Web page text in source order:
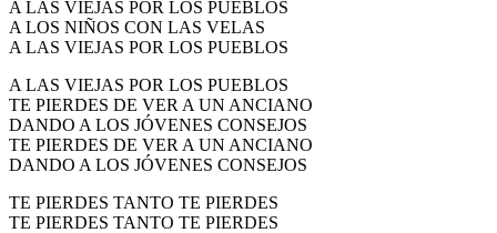
A LAS VIEJAS POR LOS PUEBLOS
A LOS NIÑOS CON LAS VELAS
A LAS VIEJAS POR LOS PUEBLOS
A LAS VIEJAS POR LOS PUEBLOS
TE PIERDES DE VER A UN ANCIANO
DANDO A LOS JÓVENES CONSEJOS
TE PIERDES DE VER A UN ANCIANO
DANDO A LOS JÓVENES CONSEJOS
TE PIERDES TANTO TE PIERDES
TE PIERDES TANTO TE PIERDES